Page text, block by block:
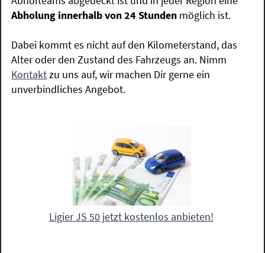
Abholung innerhalb von 24 Stunden möglich ist.
Dabei kommt es nicht auf den Kilometerstand, das
Alter oder den Zustand des Fahrzeugs an. Nimm
Kontaktzu uns auf, wir machen Dir gerne ein
unverbindliches Angebot.
Ligier JS 50 jetzt kostenlos anbieten!